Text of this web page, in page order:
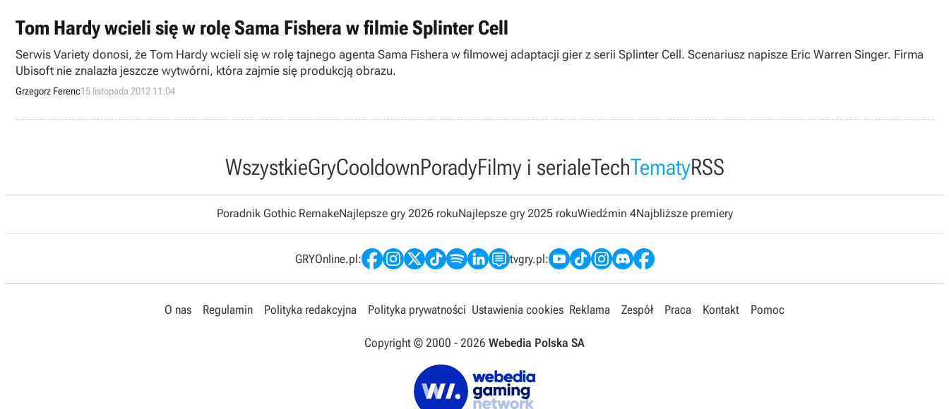
Tom Hardy wcieli się w rolę Sama Fishera w filmie Splinter Cell
Serwis Variety donosi, że Tom Hardy wcieli się w rolę tajnego agenta Sama Fishera w filmowej adaptacji gier z serii Splinter Cell. Scenariusz napisze Eric Warren Singer. Firma
Ubisoft nie znalazła jeszcze wytwórni, która zajmie się produkcją obrazu.
Grzegorz Ferenc15 listopada 2012 11:04
WszystkieGryCooldownPoradyFilmy i serialeTechTematyRSS
Poradnik Gothic RemakeNajlepsze gry 2026 rokuNajlepsze gry 2025 rokuWiedźmin 4Najbliższe premiery
GRYOnline.pl: tvgry.pl:
O nas Regulamin Polityka redakcyjna Polityka prywatności Ustawienia cookies Reklama Zespół Praca Kontakt Pomoc
Copyright © 2000 - 2026 Webedia Polska SA